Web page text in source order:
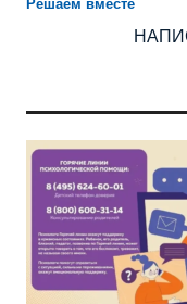
Решаем вместе